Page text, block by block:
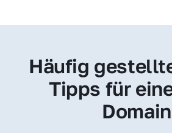
Häufig
Tipps für
Domain